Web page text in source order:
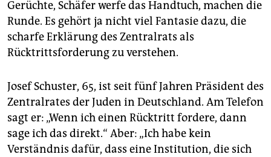
Gerüchte, Schäfer werfe das Handtuch, machen die
Runde. Es gehört ja nicht viel Fantasie dazu, die
scharfe Erklärung des Zentralrats als
Rücktrittsforderung zu verstehen.
Josef Schuster, 65, ist seit fünf Jahren Präsident des
Zentralrates der Juden in Deutschland. Am Telefon
sagt er: „Wenn ich einen Rücktritt fordere, dann
sage ich das direkt.“ Aber: „Ich habe kein
Verständnis dafür, dass eine Institution, die sich